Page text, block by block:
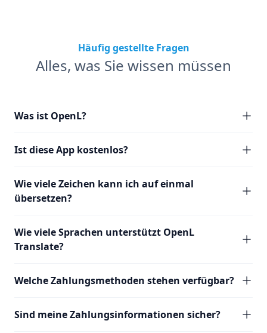
Häufig gestellte Fragen
Alles, was Sie wissen müssen
Was ist OpenL?
Ist diese App kostenlos?
Wie viele Zeichen kann ich auf einmal
übersetzen?
Wie viele Sprachen unterstützt OpenL
Translate?
Welche Zahlungsmethoden stehen verfügbar?
Sind meine Zahlungsinformationen sicher?